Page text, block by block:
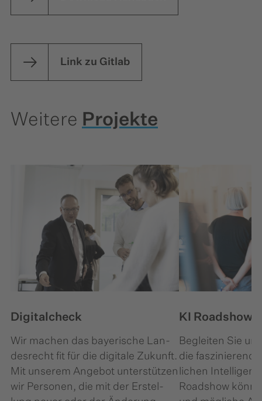
Link zu Gitlab
Weitere Projekte
Digitalcheck
Wir machen das bayerische Lan­
des­recht fit für die digitale Zukunft.
Mit unserem Angebot unterstützen
wir Personen, die mit der Er­stel­
KI Roadshow
Begleiten Sie
die
lichen
Roadshow